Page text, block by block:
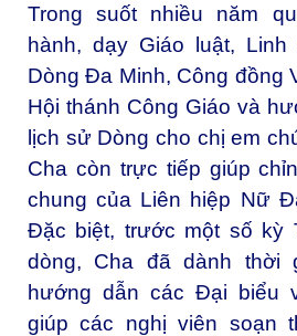
Trong suốt nhiều năm
hành, dạy Giáo luật,
Dòng Đa Minh, Công đồng
Hội thánh Công Giáo và
lịch sử Dòng cho chị em
Cha còn trực tiếp giúp
chung của Liên hiệp Nữ
Đặc biệt, trước một số kỳ
dòng, Cha đã dành thời
hướng dẫn các Đại biểu
giúp các nghị viên soạn